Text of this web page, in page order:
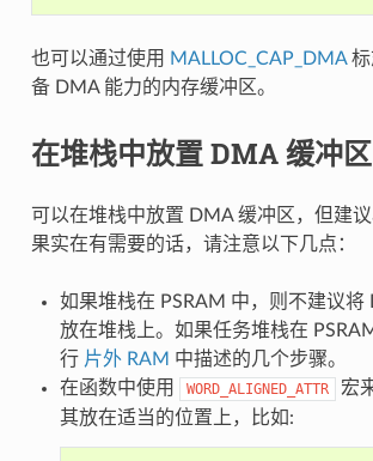
也可以通过使用 MALLOC_CAP_DMA标
备 DMA 能力的内存缓冲区。
在堆栈中放置 DMA 缓冲区
可以在堆栈中放置 DMA 缓冲区，但建
果实在有需要的话，请注意以下几点：
如果堆栈在 PSRAM 中，则不建议将
放在堆栈上。如果任务堆栈在
行 片外 RAM 中描述的几个步骤。
在函数中使用
WORD_ALIGNED_ATTR
宏
其放在适当的位置上，比如: